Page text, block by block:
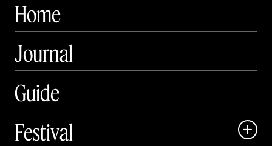
Home
Journal
Guide
Festival
